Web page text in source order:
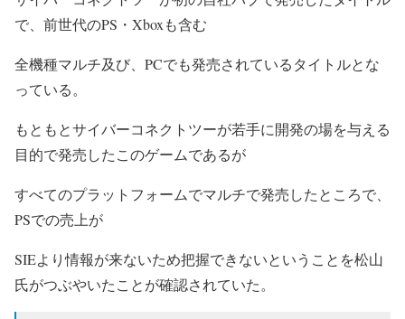
で、前世代のPS・Xboxも含む
全機種マルチ及び、PCでも発売されているタイトルとな
っている。
もともとサイバーコネクトツーが若手に開発の場を与える
目的で発売したこのゲームであるが
すべてのプラットフォームでマルチで発売したところで、
PSでの売上が
SIEより情報が来ないため把握できないということを松山
氏がつぶやいたことが確認されていた。